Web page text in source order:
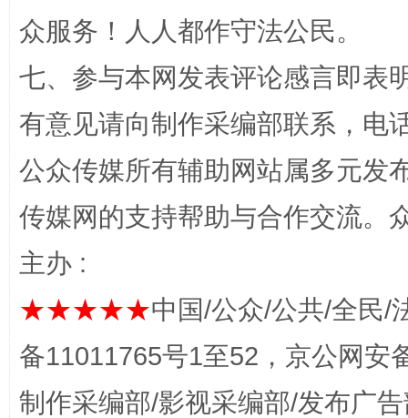
东山县通报“牛蛙产品抗生素超标问题” 法
千年窑火 生生不息 一
众服务！人人都作守法公民。
七、参与本网发表评论感言即表
有意见请向制作采编部联系，电
公众传媒所有辅助网站属多元发
传媒网的支持帮助与合作交流。
主办 :
★★★★★中国/公众/公共/全民/
备11011765号1至52，京公网安
制作采编部/影视采编部/发布广